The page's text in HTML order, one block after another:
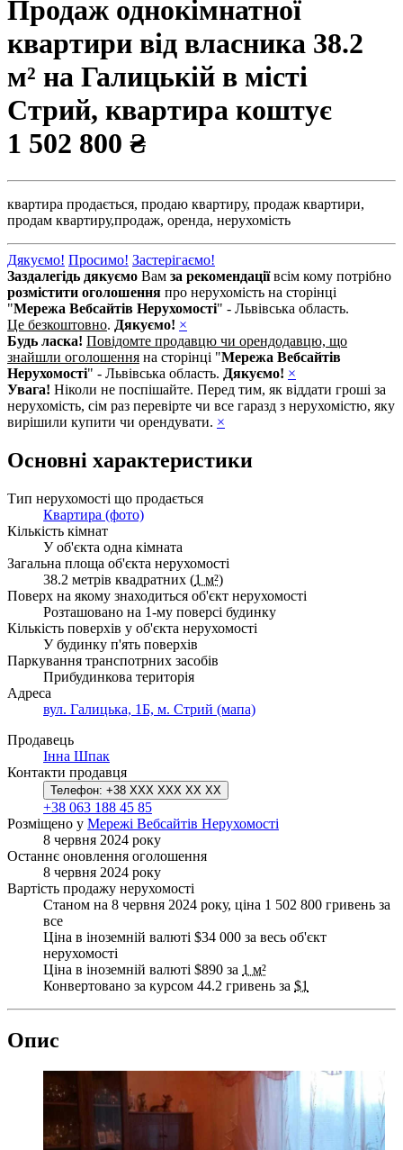
Продаж однокімнатної
квартири від власника 38.2
м² на Галицькій в місті
Стрий, квартира коштує
1 502 800 ₴
квартира продається, продаю квартиру, продаж квартири,
продам квартиру,продаж, оренда, нерухомість
Дякуємо! Просимо! Застерігаємо!
Заздалегідь дякуємо Вам за рекомендаціївсім кому потрібно
розмістити оголошення про нерухомість на сторінці
"Мережа Вебсайтів Нерухомості" - Львівська область.
Це безкоштовно. Дякуємо! ×
Будь ласка! Повідомте продавцю чи орендодавцю, що
знайшли оголошення на сторінці "Мережа Вебсайтів
Нерухомості" - Львівська область. Дякуємо! ×
Увага! Ніколи не поспішайте. Перед тим, як віддати гроші за
нерухомість, сім раз перевірте чи все гаразд з нерухомістю, яку
вирішили купити чи орендувати. ×
Основні характеристики
Тип нерухомості що продається
Квартира (фото)
Кількість кімнат
У об'єкта одна кімната
Загальна площа об'єкта нерухомості
38.2 метрів квадратних (1 м²)
Поверх на якому знаходиться об'єкт нерухомості
Розташовано на 1-му поверсі будинку
Кількість поверхів у об'єкта нерухомості
У будинку п'ять поверхів
Паркування транспотрних засобів
Прибудинкова територія
Адреса
вул. Галицька, 1Б, м. Стрий (мапа)
Продавець
Інна Шпак
Контакти продавця
Телефон: +38 XXX XXX XX XX
+38 063 188 45 85
Розміщено у Мережі Вебсайтів Нерухомості
8 червня 2024 року
Останнє оновлення оголошення
8 червня 2024 року
Вартість продажу нерухомості
Станом на 8 червня 2024 року, ціна 1 502 800 гривень за
все
Ціна в іноземній валюті $34 000 за весь об'єкт
нерухомості
Ціна в іноземній валюті $890 за 1 м²
Конвертовано за курсом 44.2 гривень за $1
Опис